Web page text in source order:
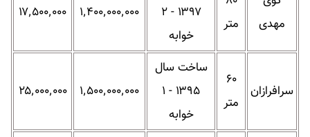
مهدی
متر
۱۳۹۷ - ۲
خوابه
۱٬۴۰۰٬۰۰۰٬۰۰۰ ۱۷٬۵۰۰٬۰۰۰
سرافرازان
۶۰
متر
ساخت سال
۱۳۹۵ - ۱
خوابه
۱٬۵۰۰٬۰۰۰٬۰۰۰ ۲۵٬۰۰۰٬۰۰۰